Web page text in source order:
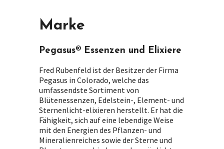
Marke
Pegasus® Essenzen und Elixiere
Fred Rubenfeld ist der Besitzer der Firma
Pegasus in Colorado, welche das
umfassendste Sortiment von
Blütenessenzen, Edelstein-, Element- und
Sternenlicht-elixieren herstellt. Er hat die
Fähigkeit, sich auf eine lebendige Weise
mit den Energien des Pflanzen- und
Mineralienreiches sowie der Sterne und